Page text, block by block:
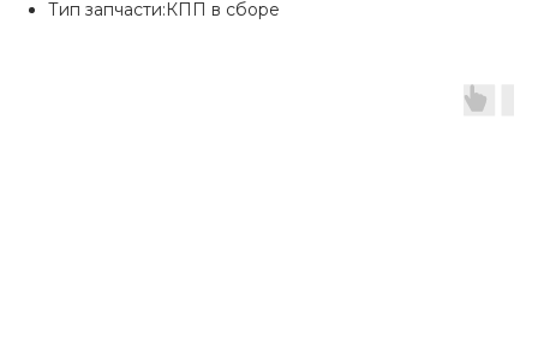
Тип запчасти:КПП в сборе